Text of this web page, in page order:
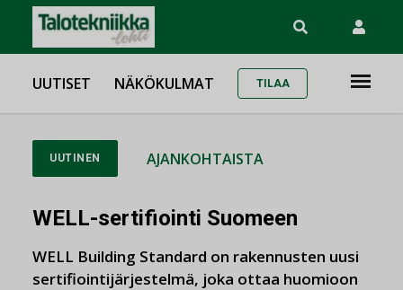
UUTISET NÄKÖKULMAT TILAA
UUTINEN AJANKOHTAISTA
WELL-sertifiointi Suomeen
WELL Building Standard on rakennusten uusi
sertifiointijärjestelmä, joka ottaa huomioon